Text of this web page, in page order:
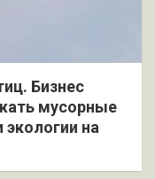
Бизнес
мусорные
на